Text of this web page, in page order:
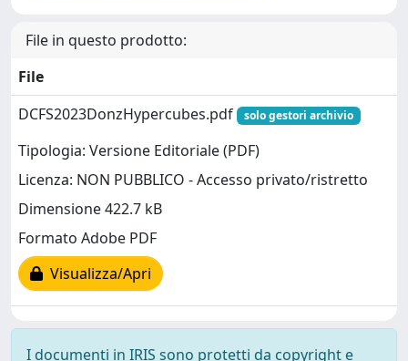
File in questo prodotto:
File
DCFS2023DonzHypercubes.pdf
solo gestori archivio
Tipologia: Versione Editoriale (PDF)
Licenza: NON PUBBLICO - Accesso privato/ristretto
Dimensione 422.7 kB
Formato Adobe PDF
Visualizza/Apri
I documenti in IRIS sono protetti da copyright e